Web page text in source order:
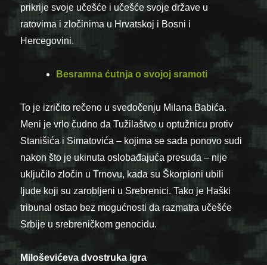
prikrije svoje učešće i učešće svoje države u
ratovima i zločinima u Hrvatskoj i Bosni i
Hercegovini.
Besramna ćutnja o svojoj sramoti
To je izričito rečeno u svedočenju Milana Babića.
Meni je vrlo čudno da Tužilaštvo u optužnicu protiv
Stanišića i Simatovića – kojima se sada ponovo sudi
nakon što je ukinuta oslobađajuća presuda – nije
uključilo zločin u Trnovu, kada su Škorpioni ubili
ljude koji su zarobljeni u Srebrenici. Tako je Haški
tribunal ostao bez mogućnosti da razmatra učešće
Srbije u srebreničkom genocidu.
Miloševićeva dvostruka igra